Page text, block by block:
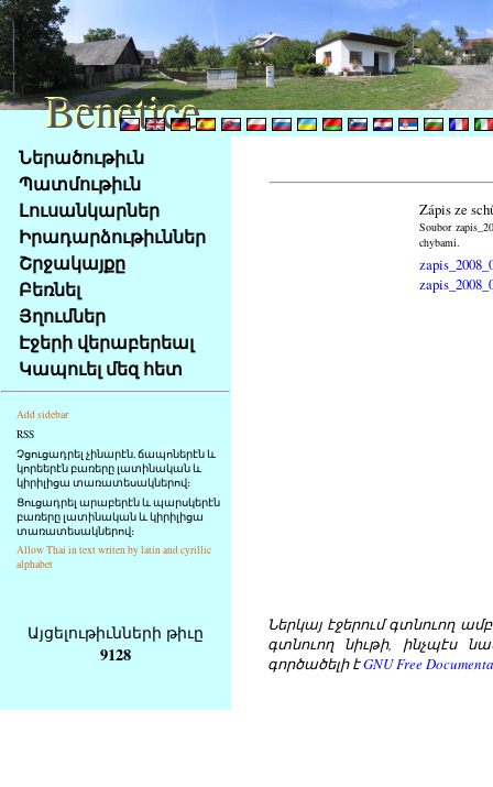
Na
obsah
stránky
Klávesové
zkratky
tomto
webu
základní
Hlavní
strana
Ներածութիւն
Պատմութիւն
Լուսանկարներ
Իրադարձութիւններ
Շրջակայքը
Բեռնել
Յղումներ
Էջերի վերաբերեալ
Կապուել մեզ հետ
Add sidebar
RSS
Չցուցադրել չինարէն, ճապոներէն և
կորեերէն բառերը լատինական և
կիրիլիցա տառատեսակներով։
Ցուցադրել արաբերէն և պարսկերէն
բառերը լատինական և կիրիլիցա
տառատեսակներով։
Allow Thai in text writen by latin and cyrillic
alphabet
Zápis ze
Soubor
chybami.
Այցելութիւնների թիւը
9128
Ներկայ էջերում գտնուող
գտնուող նիւթի, ինչպէս
գործածելի էGNU Free
Benetice
Benetice